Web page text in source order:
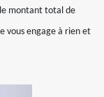
montant total de
vous engage à rien et